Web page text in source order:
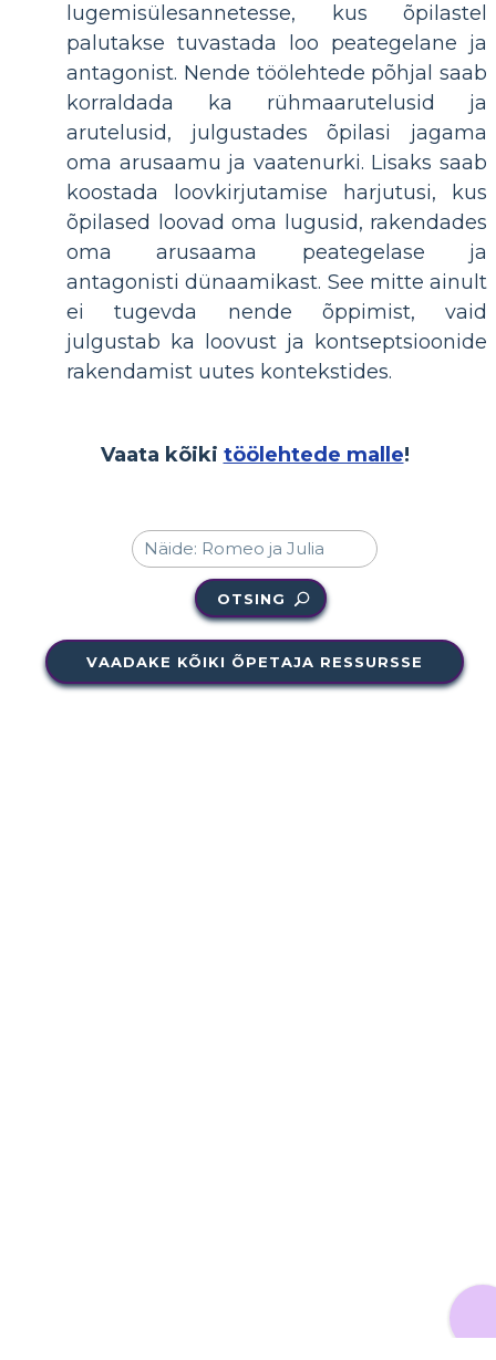
lugemisülesannetesse, kus õpilastel
palutakse tuvastada loo peategelane ja
antagonist. Nende töölehtede põhjal saab
korraldada ka rühmaarutelusid ja
arutelusid, julgustades õpilasi jagama
oma arusaamu ja vaatenurki. Lisaks saab
koostada loovkirjutamise harjutusi, kus
õpilased loovad oma lugusid, rakendades
oma arusaama peategelase ja
antagonisti dünaamikast. See mitte ainult
ei tugevda nende õppimist, vaid
julgustab ka loovust ja kontseptsioonide
rakendamist uutes kontekstides.
Vaata kõiki töölehtede malle!
OTSING
VAADAKE KÕIKI ÕPETAJA RESSURSSE